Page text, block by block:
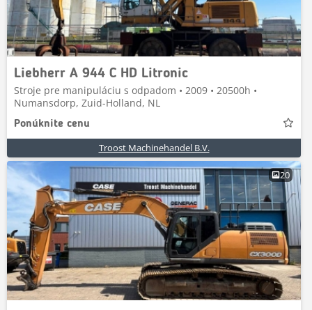
Liebherr A 944 C HD Litronic
Stroje pre manipuláciu s odpadom • 2009 • 20500h •
Numansdorp, Zuid-Holland, NL
Ponúknite cenu
Troost Machinehandel B.V.
20